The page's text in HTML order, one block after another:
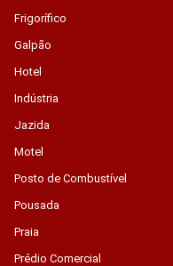
Frigorífico
Galpão
Hotel
Indústria
Jazida
Motel
Posto de Combustível
Pousada
Praia
Prédio Comercial